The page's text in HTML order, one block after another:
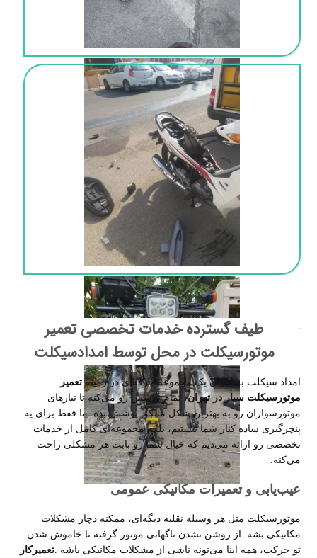
طیف گسترده خدمات تخصصی تعمیر
موتورسیکلت در محل توسط امدادسیکلت
امداد سیکلت به عنوان یک مجموعه حرفه‌ای در زمینهتعمیر
موتورسیکلت سیار در تهران، تمام تلاشش رو می‌کنه تا نیازهای
موتورسواران رو به بهترین شکل ممکن پوشش بده. ما فقط برای یه
پنچرگیری ساده کنار شما نیستیم، بلکه مجموعه‌ای کامل از خدمات
تخصصی رو ارائه می‌دیم که خیال شما رو بابت هر مشکلی راحت
می‌کنه
عیب‌یابی و تعمیرات مکانیکی عمومی
موتورسیکلت مثل هر وسیله نقلیه دیگه‌ای، ممکنه دچار مشکلات
مکانیکی بشه
از روشن نشدن ناگهانی موتور گرفته تا خاموش شدن
تو حرکت، همه اینا می‌تونه ناشی از مشکلات مکانیکی باشه .تعمیرکار